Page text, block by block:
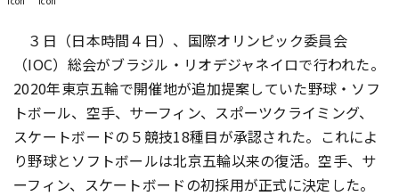
３日（日本時間４日）、国際オリンピック委員会
（IOC）総会がブラジル・リオデジャネイロで行われた。
2020年東京五輪で開催地が追加提案していた野球・ソフ
トボール、空手、サーフィン、スポーツクライミング、
スケートボードの５競技18種目が承認された。これによ
り野球とソフトボールは北京五輪以来の復活。空手、サ
ーフィン、スケートボードの初採用が正式に決定した。